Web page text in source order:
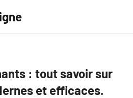
: tout savoir sur
et efficaces.